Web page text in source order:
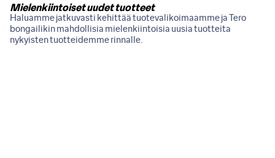
Mielenkiintoiset uudet tuotteet
Haluamme jatkuvasti kehittää tuotevalikoimaamme ja Tero
bongailikin mahdollisia mielenkiintoisia uusia tuotteita
nykyisten tuotteidemme rinnalle.